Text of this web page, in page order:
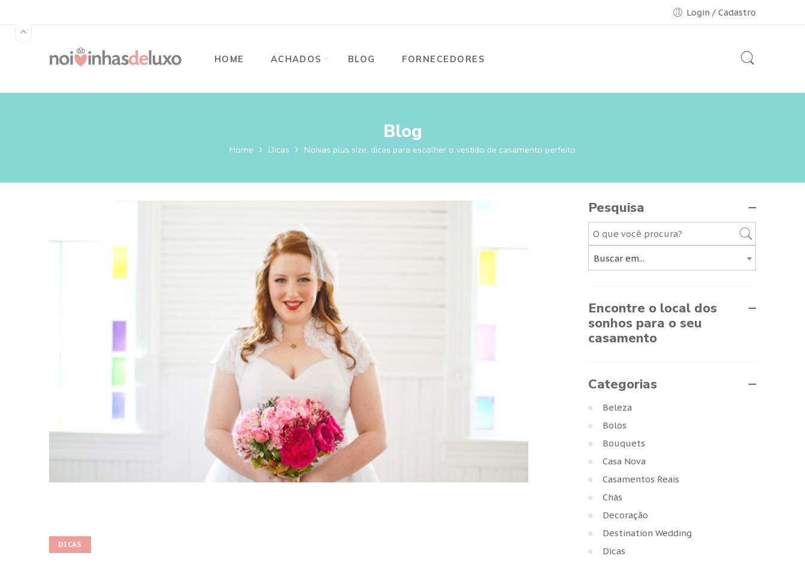
Login / Cadastro
HOME ACHADOS BLOG FORNECEDORES
Blog
Home Dicas Noivas plus size: dicas para escolher o vestido de casamento perfeito
DICAS
Pesquisa
Buscar em...
Encontre o local dos
sonhos para o seu
casamento
Categorias
Beleza
Bolos
Bouquets
Casa Nova
Casamentos Reais
Chás
Decoração
Destination Wedding
Dicas